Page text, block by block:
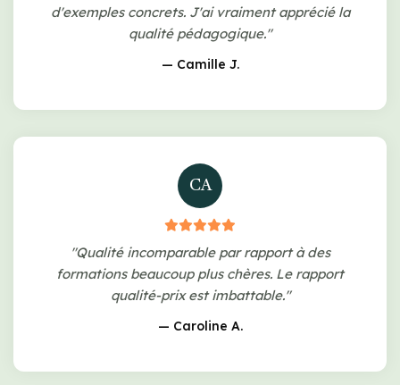
d'exemples concrets. J'ai vraiment apprécié la
qualité pédagogique."
— Camille J.
CA
"Qualité incomparable par rapport à des
formations beaucoup plus chères. Le rapport
qualité-prix est imbattable."
— Caroline A.